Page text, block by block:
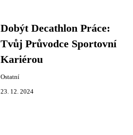
Dobýt Decathlon Práce:
Tvůj Průvodce Sportovní
Kariérou
Ostatní
23. 12. 2024